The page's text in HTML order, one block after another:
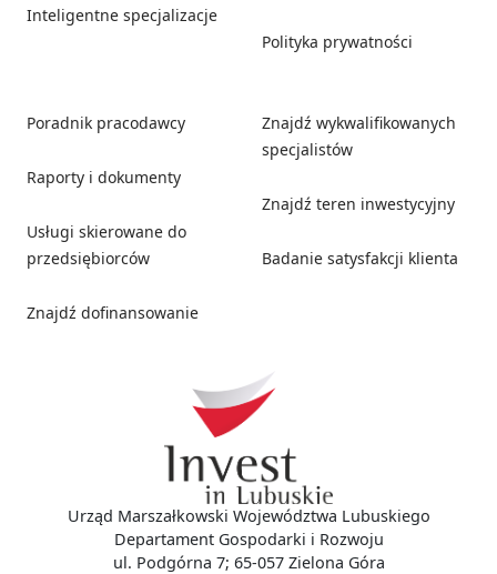
Inteligentne specjalizacje
Polityka prywatności
Poradnik pracodawcy
Raporty i dokumenty
Usługi skierowane do
przedsiębiorców
Znajdź dofinansowanie
Znajdź wykwalifikowanych
specjalistów
Znajdź teren inwestycyjny
Badanie satysfakcji klienta
Urząd Marszałkowski Województwa Lubuskiego
Departament Gospodarki i Rozwoju
ul. Podgórna 7; 65-057 Zielona Góra